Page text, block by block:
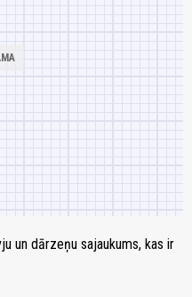
un dārzeņu sajaukums, kas ir